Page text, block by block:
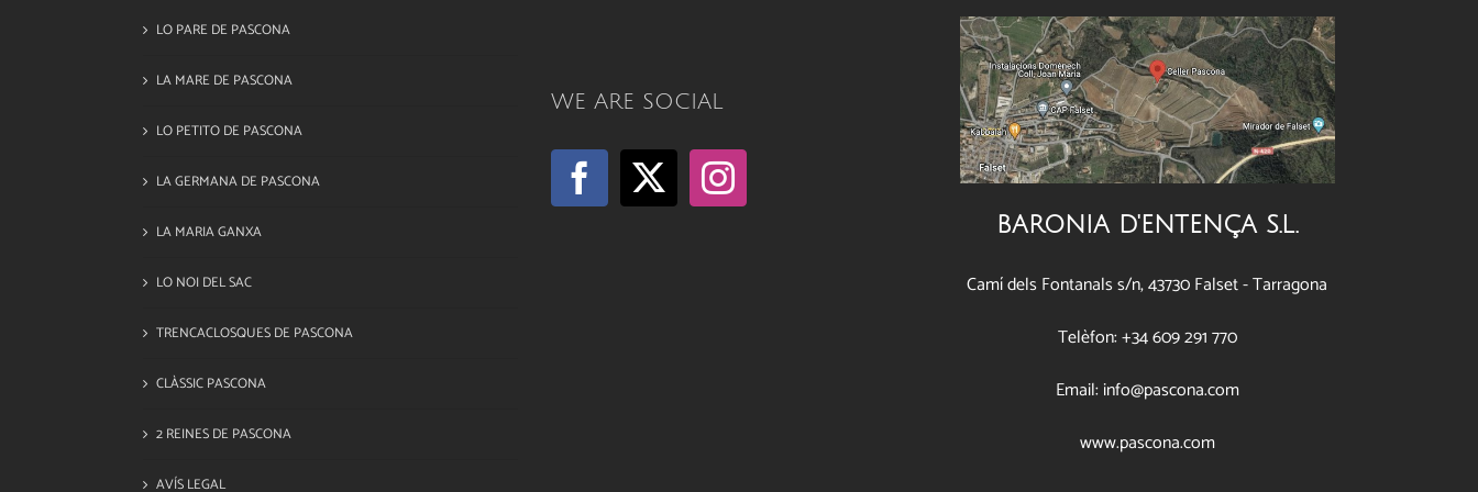
LO PARE DE PASCONA
LA MARE DE PASCONA
LO PETITO DE PASCONA
LA GERMANA DE PASCONA
LA MARIA GANXA
LO NOI DEL SAC
TRENCACLOSQUES DE PASCONA
CLÀSSIC PASCONA
2 REINES DE PASCONA
AVÍS LEGAL
WE ARE SOCIAL
BARONIA D'ENTENÇA S.L.
Camí dels Fontanals s/n, 43730 Falset - Tarragona
Telèfon: +34 609 291 770
Email: info@pascona.com
www.pascona.com